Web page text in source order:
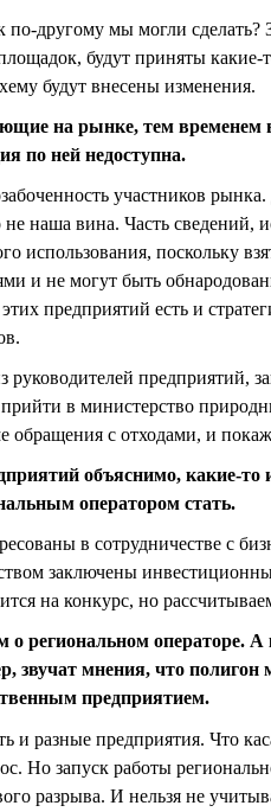
другому мы могли сделать?
будут приняты
будут внесены изменения.
на рынке, тем временем
по ней недоступна.
участников
не наша вина. Часть сведений,
использования, поскольку
и не могут быть
предприятий есть и
руководителей предприятий,
в министерство
обращения с отходами, и
объяснимо, какие-
оператором стать.
в сотрудничестве с
заключены
на конкурс, но
региональном операторе. А
звучат мнения, что
предприятием.
и разные предприятия. Что
Но запуск работы
разрыва. И нельзя не